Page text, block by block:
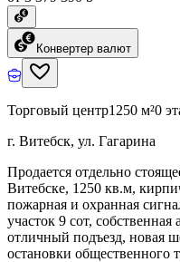
Конвертер валют
Торговый центр1250 м²0
г. Витебск, ул. Гагарина
Продается отдельно
Витебске, 1250 кв.м,
пожарная и охранная
участок 9 сот,
отличный подъезд, новая
остановки общественного